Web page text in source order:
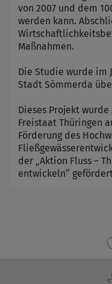
von 2007 und dem
werden kann.
Maßnahmen.
Die Studie wurde im
Stadt Sömmerda
Dieses Projekt
Freistaat Thüringen
Förderung des
der „Aktion Fluss –
entwickeln“